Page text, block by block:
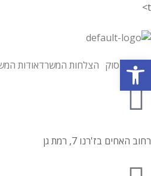
t>
תחומי עיסוק הצלחות המשרדאודות
רחוב האחים בז'רנו 7, רמת גן
פתח סרגל נגישות